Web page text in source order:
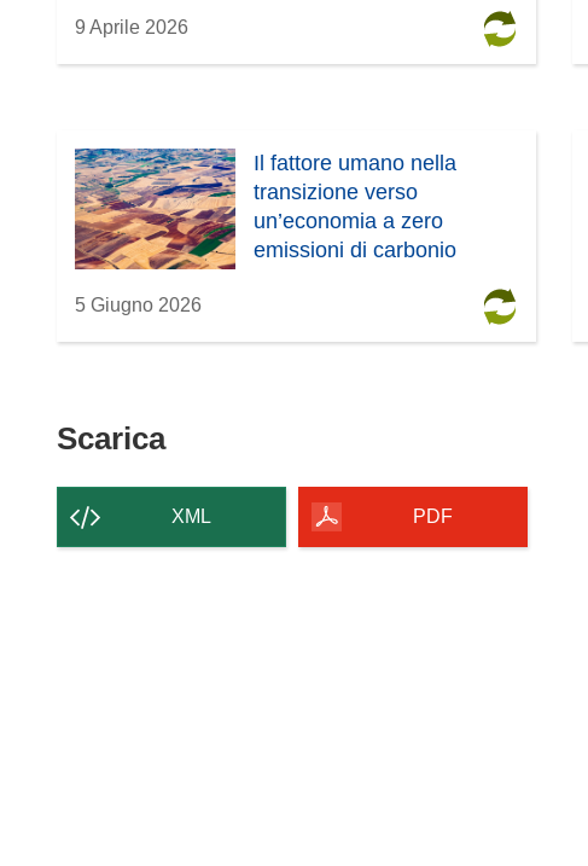
9 Aprile 2026
Il fattore umano nella
transizione verso
un’economia a zero
emissioni di carbonio
5 Giugno 2026
ScaricaScarica
contenuto
della
XML PDF